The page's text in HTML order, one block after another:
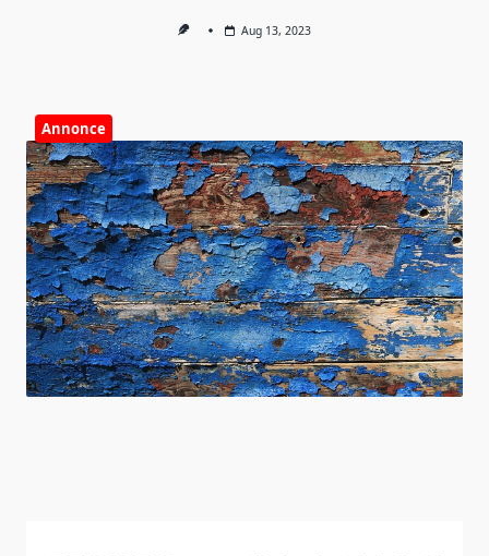
Aug 13, 2023
Annonce